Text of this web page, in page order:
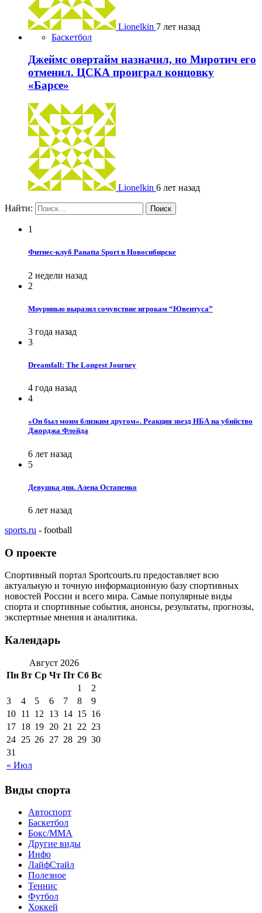
Lionelkin 7 лет назад
Баскетбол
Джеймс овертайм назначил, но Миротич его
отменил. ЦСКА проиграл концовку
«Барсе»
Lionelkin 6 лет назад
Найти:
1
Фитнес-клуб Panatta Sport в Новосибирске
2 недели назад
2
Моуринью выразил сочувствие игрокам “Ювентуса”
3 года назад
3
Dreamfall: The Longest Journey
4 года назад
4
«Он был моим близким другом». Реакция звезд НБА на убийство
Джорджа Флойда
6 лет назад
5
Девушка дня. Алена Остапенко
6 лет назад
sports.ru - football
О проекте
Спортивный портал Sportcourts.ru предоставляет всю
актуальную и точную информационную базу спортивных
новостей России и всего мира. Самые популярные виды
спорта и спортивные события, анонсы, результаты, прогнозы,
экспертные мнения и аналитика.
Календарь
Август 2026
Пн Вт Ср Чт Пт Сб Вс
« Июл
1
2
3
4 5 6 7 8
9
10 11 12 13 14 15 16
17 18 19 20 21 22 23
24 25 26 27 28 29 30
31
Виды спорта
Автоспорт
Баскетбол
Бокс/MMA
Другие виды
Инфо
ЛайфСтайл
Полезное
Теннис
Футбол
Хоккей